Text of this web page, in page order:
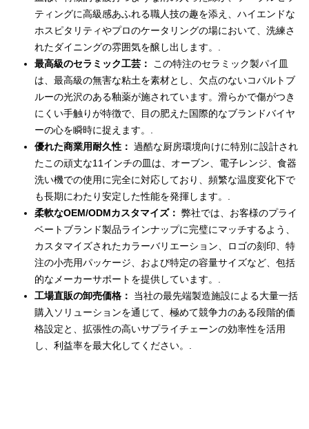
ティングに高級感あふれる職人技の趣を添え、ハイエンドな
ホスピタリティやプロのケータリングの場において、洗練さ
れたダイニングの雰囲気を醸し出します。.
最高級のセラミック工芸：
この特注のセラミック製パイ皿
は、最高級の無害な粘土を素材とし、欠点のないコバルトブ
ルーの光沢のある釉薬が施されています。滑らかで傷がつき
にくい手触りが特徴で、目の肥えた国際的なブランドバイヤ
ーの心を瞬時に捉えます。.
優れた商業用耐久性： 過酷な厨房環境向けに特別に設計され
たこの頑丈な11インチの皿は、オーブン、電子レンジ、食器
洗い機での使用に完全に対応しており、頻繁な温度変化下で
も長期にわたり安定した性能を発揮します。.
柔軟なOEM/ODMカスタマイズ： 弊社では、お客様のプライ
ベートブランド製品ラインナップに完璧にマッチするよう、
カスタマイズされたカラーバリエーション、ロゴの刻印、特
注の小売用パッケージ、および特定の容量サイズなど、包括
的なメーカーサポートを提供しています。.
工場直販の卸売価格：
当社の最先端製造施設による大量一括
購入ソリューションを通じて、極めて競争力のある段階的価
格設定と、拡張性の高いサプライチェーンの効率性を活用
し、利益率を最大化してください。.